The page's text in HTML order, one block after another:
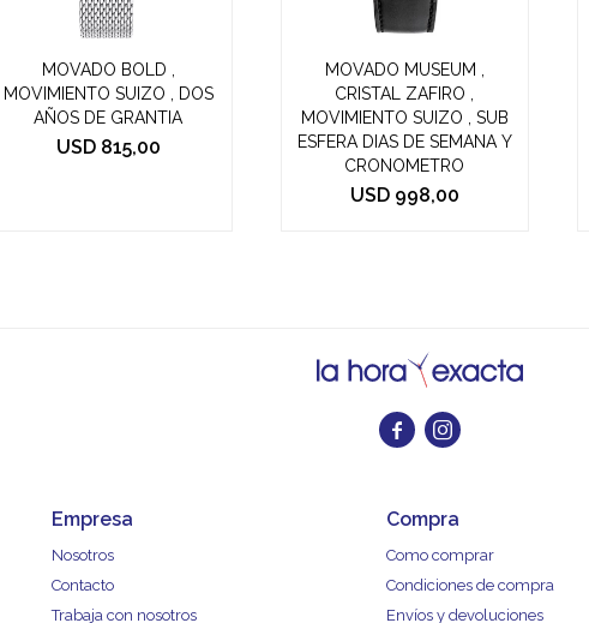
MOVADO BOLD ,
MOVIMIENTO SUIZO , DOS
AÑOS DE GRANTIA
USD 815,00
MOVADO MUSEUM ,
CRISTAL ZAFIRO ,
MOVIMIENTO SUIZO , SUB
ESFERA DIAS DE SEMANA Y
CRONOMETRO
USD 998,00
 
Empresa
Nosotros
Contacto
Trabaja con nosotros
Compra
Como comprar
Condiciones de compra
Envíos y devoluciones